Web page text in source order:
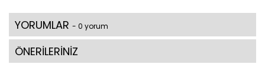
YORUMLAR - 0 yorum
ÖNERİLERİNİZ